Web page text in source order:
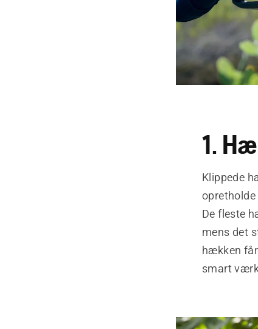
1.
Klippede
opretholde
De fleste
mens det
hækken
smart